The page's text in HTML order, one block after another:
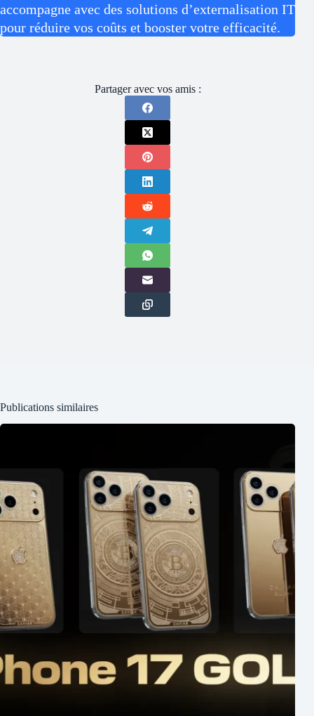
accompagne avec des solutions d’externalisation IT
pour réduire vos coûts et booster votre efficacité.
Partager avec vos amis :
Publications similaires